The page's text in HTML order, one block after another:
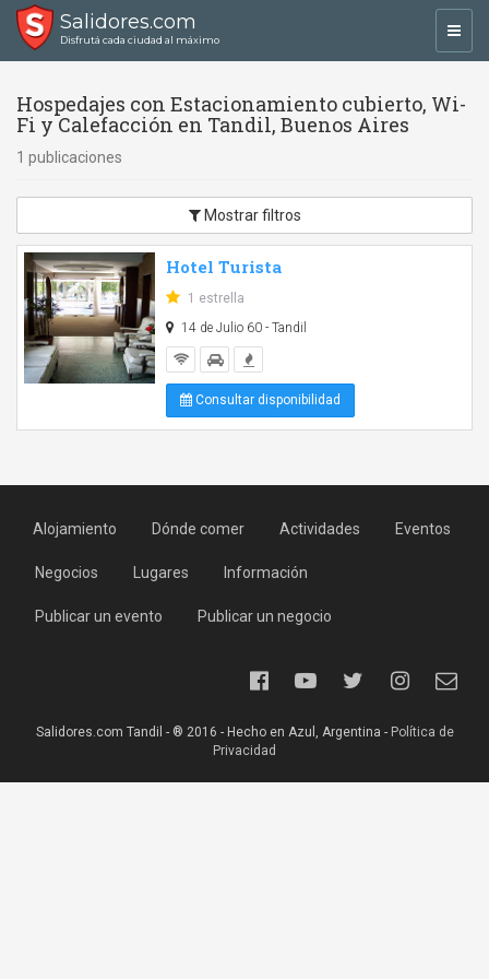
Salidores.com
Disfrutá cada ciudad al máximo
Hospedajes con Estacionamiento cubierto, Wi-
Fi y Calefacción en Tandil, Buenos Aires
1 publicaciones
Mostrar filtros
Hotel Turista
1 estrella
14 de Julio 60 - Tandil
Consultar disponibilidad
Alojamiento Dónde comer Actividades Eventos
Negocios Lugares Información
Publicar un evento Publicar un negocio
Salidores.com Tandil - ® 2016 - Hecho en Azul, Argentina - Política de
Privacidad